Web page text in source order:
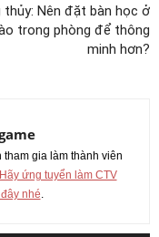
thủy: Nên đặt bàn học ở
trong phòng để thông
minh hơn?
tham gia làm thành viên
Hãy ứng tuyển làm CTV
nhé.